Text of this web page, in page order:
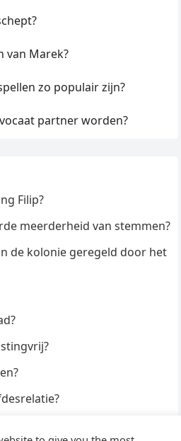
van Marek?
zo populair zijn?
partner worden?
Filip?
meerderheid van stemmen?
de kolonie geregeld door het